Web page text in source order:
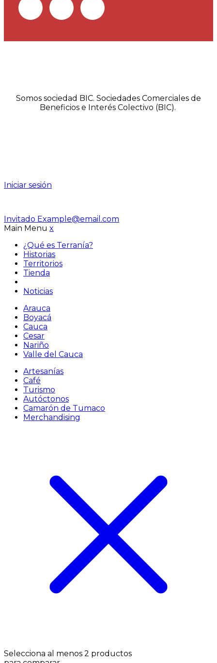
Somos sociedad BIC. Sociedades Comerciales de
Beneficios e Interés Colectivo (BIC).
Iniciar sesión
Invitado Example@email.com
Main Menu x
¿Qué es Terranía?
Historias
Territorios
Tienda
Noticias
Arauca
Boyacá
Cauca
Cesar
Nariño
Valle del Cauca
Artesanías
Café
Turismo
Autóctonos
Camarón de Tumaco
Merchandising
Selecciona al menos 2 productos